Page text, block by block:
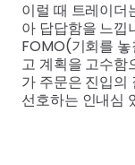
이럴 때 트레이더
아 답답함을 느낍
FOMO(기회를
고 계획을 고수함
가 주문은 진입의
선호하는 인내심